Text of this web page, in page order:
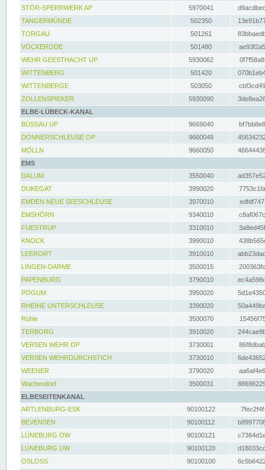
STÖR-SPERRWERK AP 5970041
TANGERMÜNDE
502350
TORGAU
501261
VOCKERODE
501480
WEHR GEESTHACHT UP
5930062
WITTENBERG
501420
WITTENBERGE
503050
ZOLLENSPIEKER
5930090
ELBE-LÜBECK-KANAL
BÜSSAU UP
9669040
DONNERSCHLEUSE OP
9660049
MÖLLN
9660050
EMS
DALUM
3550040
DUKEGAT
3990020
EMDEN NEUE SEESCHLEUSE
3970010
EMSHÖRN
9340010
FUESTRUP
3310010
KNOCK
3990010
LEERORT
3910010
LINGEN-DARME
3500015
PAPENBURG
3790010
POGUM
3950020
RHEINE UNTERSCHLEUSE
3390020
Rühle
3500070
TERBORG
3910020
VERSEN WEHR OP
3730001
VERSEN WEHRDURCHSTICH
3730010
WEENER
3790020
Wachendorf
3500031
ELBESEITENKANAL
ARTLENBURG-ESK
90100122
BEVENSEN
90100112
LÜNEBURG OW
90100121
LÜNEBURG UW
90100120
OSLOSS
90100100